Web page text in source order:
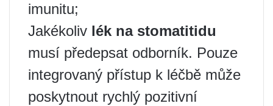
imunitu;
Jakékoliv lék na stomatitidu
musí předepsat odborník. Pouze
integrovaný přístup k léčbě může
poskytnout rychlý pozitivní